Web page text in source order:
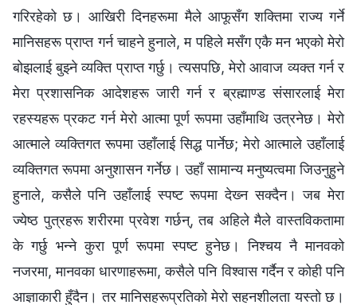
गरिरहेको छ। आखिरी दिनहरूमा मैले आफूसँग शक्तिमा राज्य गर्ने
मानिसहरू प्राप्त गर्न चाहने हुनाले, म पहिले मसँग एकै मन भएको मेरो
बोझलाई बुझ्‍ने व्यक्ति प्राप्त गर्छु। त्यसपछि, मेरो आवाज व्यक्त गर्न र
मेरा प्रशासनिक आदेशहरू जारी गर्न र ब्रह्माण्ड संसारलाई मेरा
रहस्यहरू प्रकट गर्न मेरो आत्मा पूर्ण रूपमा उहाँमाथि उत्रनेछ। मेरो
आत्माले व्यक्तिगत रूपमा उहाँलाई सिद्ध पार्नेछ; मेरो आत्माले उहाँलाई
व्यक्तिगत रूपमा अनुशासन गर्नेछ। उहाँ सामान्य मनुष्यत्वमा जिउनुहुने
हुनाले, कसैले पनि उहाँलाई स्पष्ट रूपमा देख्‍न सक्दैन। जब मेरा
ज्येष्ठ पुत्रहरू शरीरमा प्रवेश गर्छन्, तब अहिले मैले वास्तविकतामा
के गर्छु भन्‍ने कुरा पूर्ण रूपमा स्पष्ट हुनेछ। निश्‍चय नै मानवको
नजरमा, मानवका धारणाहरूमा, कसैले पनि विश्‍वास गर्दैन र कोही पनि
आज्ञाकारी हुँदैन। तर मानिसहरूप्रतिको मेरो सहनशीलता यस्तो छ।